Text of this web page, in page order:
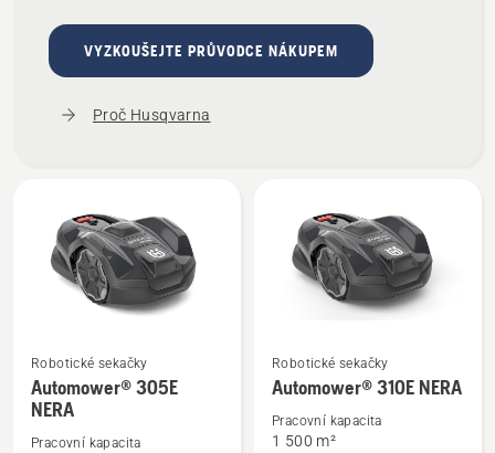
VYZKOUŠEJTE PRŮVODCE NÁKUPEM
Proč Husqvarna
Zobrazit
více
informací
Robotické sekačky
Automower® 305E
NERA
Pracovní kapacita
Zobrazit
informací
Robotické sekačky
Automower® 310E NERA
Pracovní kapacita
1 500 m²